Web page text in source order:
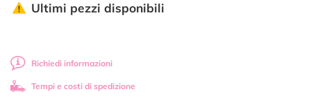
Ultimi pezzi disponibili
Richiedi informazioni
Tempi e costi di spedizione